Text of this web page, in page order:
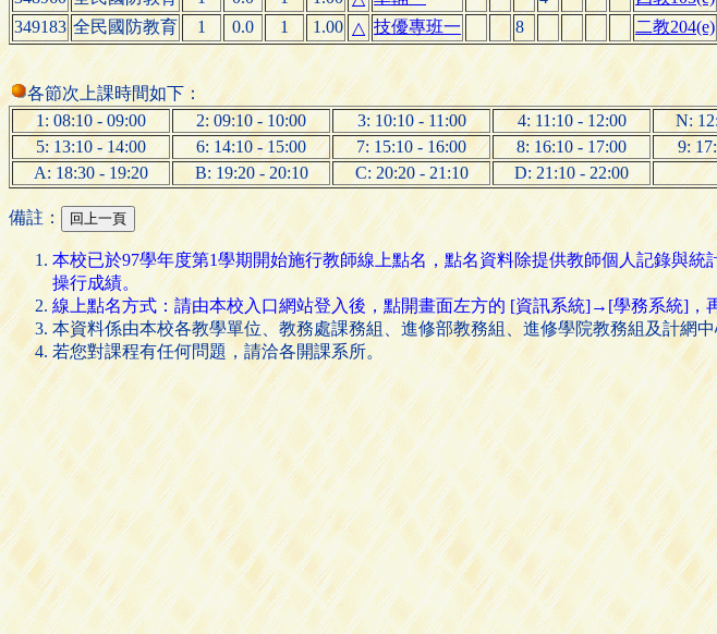
349183 全民國防教育 1 0.0 1 1.00 △ 技優專班一 8 二教204(e)
各節次上課時間如下：
1: 08:10 - 09:00
2: 09:10 - 10:00 3: 10:10 - 11:00 4: 11:10 - 12:00
N:
5: 13:10 - 14:00
6: 14:10 - 15:00 7: 15:10 - 16:00 8: 16:10 - 17:00
9:
A: 18:30 - 19:20
B: 19:20 - 20:10 C: 20:20 - 21:10 D: 21:10 - 22:00
備註：
本校已於97學年度第1學期開始施行教師線上點名，點名資料除提供教師個人記錄與
操行成績。
線上點名方式：請由本校入口網站登入後，點開畫面左方的 [資訊系統]→[學務系統]，
本資料係由本校各教學單位、教務處課務組、進修部教務組、進修學院教務組及計網
若您對課程有任何問題，請洽各開課系所。